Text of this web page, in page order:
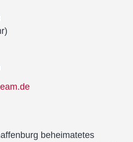
beheimatetes